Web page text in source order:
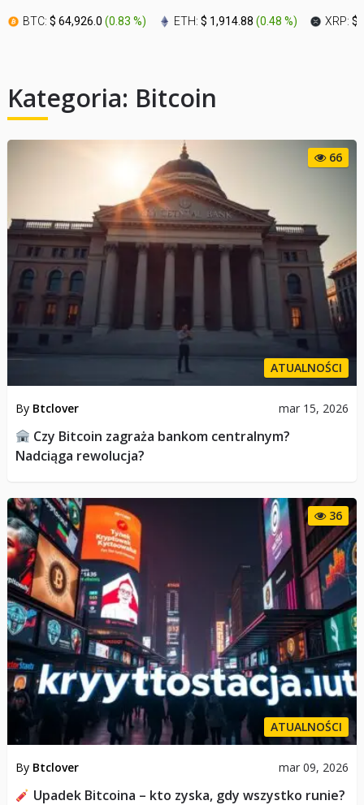
BTC: $ 64,926.0 (0.83 %) ETH: $ 1,914.88 (0.48 %) XRP: $
Kategoria: Bitcoin
66
ATUALNOŚCI
By Btclover mar 15, 2026
Czy Bitcoin zagraża bankom centralnym?
Nadciąga rewolucja?
36
ATUALNOŚCI
By Btclover mar 09, 2026
Upadek Bitcoina – kto zyska, gdy wszystko runie?